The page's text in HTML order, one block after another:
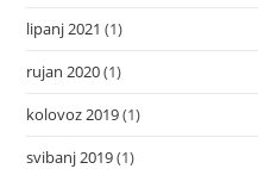
lipanj 2021 (1)
rujan 2020(1)
kolovoz 2019(1)
svibanj 2019(1)